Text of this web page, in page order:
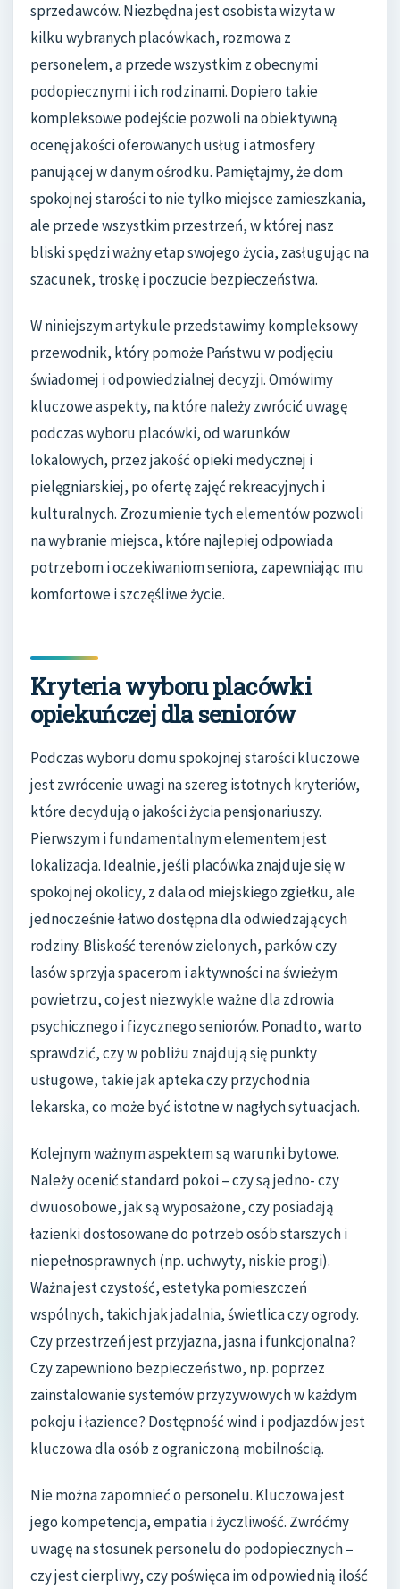
sprzedawców. Niezbędna jest osobista wizyta w
kilku wybranych placówkach, rozmowa z
personelem, a przede wszystkim z obecnymi
podopiecznymi i ich rodzinami. Dopiero takie
kompleksowe podejście pozwoli na obiektywną
ocenę jakości oferowanych usług i atmosfery
panującej w danym ośrodku. Pamiętajmy, że dom
spokojnej starości to nie tylko miejsce zamieszkania,
ale przede wszystkim przestrzeń, w której nasz
bliski spędzi ważny etap swojego życia, zasługując na
szacunek, troskę i poczucie bezpieczeństwa.
W niniejszym artykule przedstawimy kompleksowy
przewodnik, który pomoże Państwu w podjęciu
świadomej i odpowiedzialnej decyzji. Omówimy
kluczowe aspekty, na które należy zwrócić uwagę
podczas wyboru placówki, od warunków
lokalowych, przez jakość opieki medycznej i
pielęgniarskiej, po ofertę zajęć rekreacyjnych i
kulturalnych. Zrozumienie tych elementów pozwoli
na wybranie miejsca, które najlepiej odpowiada
potrzebom i oczekiwaniom seniora, zapewniając mu
komfortowe i szczęśliwe życie.
Kryteria wyboru placówki
opiekuńczej dla seniorów
Podczas wyboru domu spokojnej starości kluczowe
jest zwrócenie uwagi na szereg istotnych kryteriów,
które decydują o jakości życia pensjonariuszy.
Pierwszym i fundamentalnym elementem jest
lokalizacja. Idealnie, jeśli placówka znajduje się w
spokojnej okolicy, z dala od miejskiego zgiełku, ale
jednocześnie łatwo dostępna dla odwiedzających
rodziny. Bliskość terenów zielonych, parków czy
lasów sprzyja spacerom i aktywności na świeżym
powietrzu, co jest niezwykle ważne dla zdrowia
psychicznego i fizycznego seniorów. Ponadto, warto
sprawdzić, czy w pobliżu znajdują się punkty
usługowe, takie jak apteka czy przychodnia
lekarska, co może być istotne w nagłych sytuacjach.
Kolejnym ważnym aspektem są warunki bytowe.
Należy ocenić standard pokoi – czy są jedno- czy
dwuosobowe, jak są wyposażone, czy posiadają
łazienki dostosowane do potrzeb osób starszych i
niepełnosprawnych (np. uchwyty, niskie progi).
Ważna jest czystość, estetyka pomieszczeń
wspólnych, takich jak jadalnia, świetlica czy ogrody.
Czy przestrzeń jest przyjazna, jasna i funkcjonalna?
Czy zapewniono bezpieczeństwo, np. poprzez
zainstalowanie systemów przyzywowych w każdym
pokoju i łazience? Dostępność wind i podjazdów jest
kluczowa dla osób z ograniczoną mobilnością.
Nie można zapomnieć o personelu. Kluczowa jest
jego kompetencja, empatia i życzliwość. Zwróćmy
uwagę na stosunek personelu do podopiecznych –
czy jest cierpliwy, czy poświęca im odpowiednią ilość